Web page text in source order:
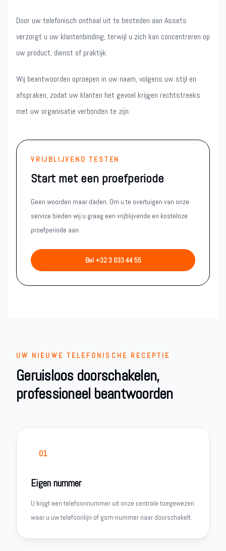
Door uw telefonisch onthaal uit te besteden aan Assets
verzorgt u uw klantenbinding, terwijl u zich kan concentreren op
uw product, dienst of praktijk.
Wij beantwoorden oproepen in uw naam, volgens uw stijl en
afspraken, zodat uw klanten het gevoel krijgen rechtstreeks
met uw organisatie verbonden te zijn.
VRIJBLIJVEND TESTEN
Start met een proefperiode
Geen woorden maar daden. Om u te overtuigen van onze
service bieden wij u graag een vrijblijvende en kosteloze
proefperiode aan.
Bel +32 3 633 44 55
UW NIEUWE TELEFONISCHE RECEPTIE
Geruisloos doorschakelen,
professioneel beantwoorden
01
Eigen nummer
U krijgt een telefoonnummer uit onze centrale toegewezen
waar u uw telefoonlijn of gsm-nummer naar doorschakelt.